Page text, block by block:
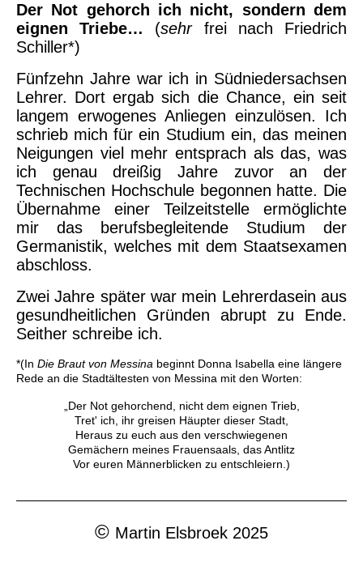
Der Not gehorch ich nicht, sondern dem
eignen Triebe… (sehrfrei nach Friedrich
Schiller*)
Fünfzehn Jahre war ich in Südniedersachsen
Lehrer. Dort ergab sich die Chance, ein seit
langem erwogenes Anliegen einzulösen. Ich
schrieb mich für ein Studium ein, das meinen
Neigungen viel mehr entsprach als das, was
ich genau dreißig Jahre zuvor an der
Technischen Hochschule begonnen hatte. Die
Übernahme einer Teilzeitstelle ermöglichte
mir das berufsbegleitende Studium der
Germanistik, welches mit dem Staatsexamen
abschloss.
Zwei Jahre später war mein Lehrerdasein aus
gesundheitlichen Gründen abrupt zu Ende.
Seither schreibe ich.
*(In Die Braut von Messina beginnt Donna Isabella eine längere
Rede an die Stadtältesten von Messina mit den Worten:
„Der Not gehorchend, nicht dem eignen Trieb,
Tret' ich, ihr greisen Häupter dieser Stadt,
Heraus zu euch aus den verschwiegenen
Gemächern meines Frauensaals, das Antlitz
Vor euren Männerblicken zu entschleiern.)
© Martin Elsbroek 2025